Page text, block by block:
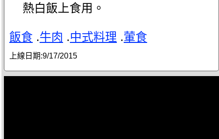
熱白飯上食用。
飯食 .牛肉 .中式料理 .葷食
上線日期:9/17/2015